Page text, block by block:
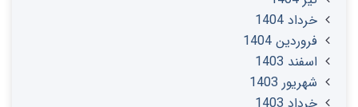
خرداد 1404
فروردین 1404
اسفند 1403
شهریور 1403